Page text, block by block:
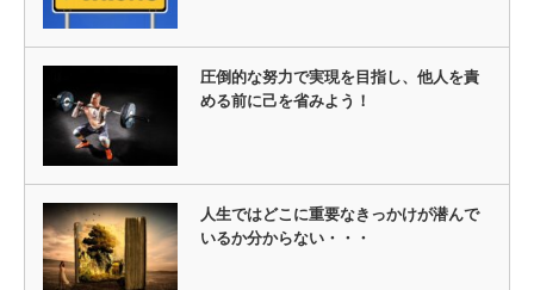
圧倒的な努力で実現を目指し、他人を責
める前に己を省みよう！
人生ではどこに重要なきっかけが潜んで
いるか分からない・・・